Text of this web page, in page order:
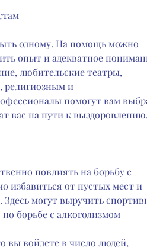
одному. На помощь можно
опыт и адекватное
любительские театры,
религиозным и
помогут вам
вас на пути к выздоровлению.
повлиять на борьбу с
избавиться от пустых мест и
могут выручить
борьбе с алкоголизмом
вы войдете в число людей,